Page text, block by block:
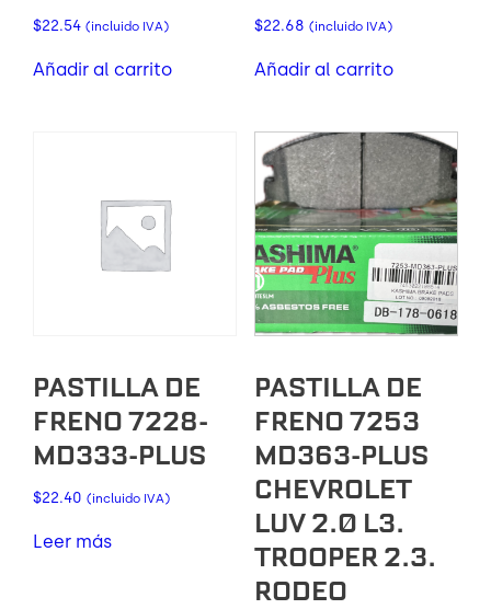
$22.54 (incluido IVA)
Añadir al carrito
$22.68 (incluido IVA)
Añadir al carrito
PASTILLA DE
FRENO 7228-
MD333-PLUS
$22.40 (incluido IVA)
Leer más
PASTILLA DE
FRENO 7253
MD363-PLUS
CHEVROLET
LUV 2.0 L3.
TROOPER 2.3.
RODEO